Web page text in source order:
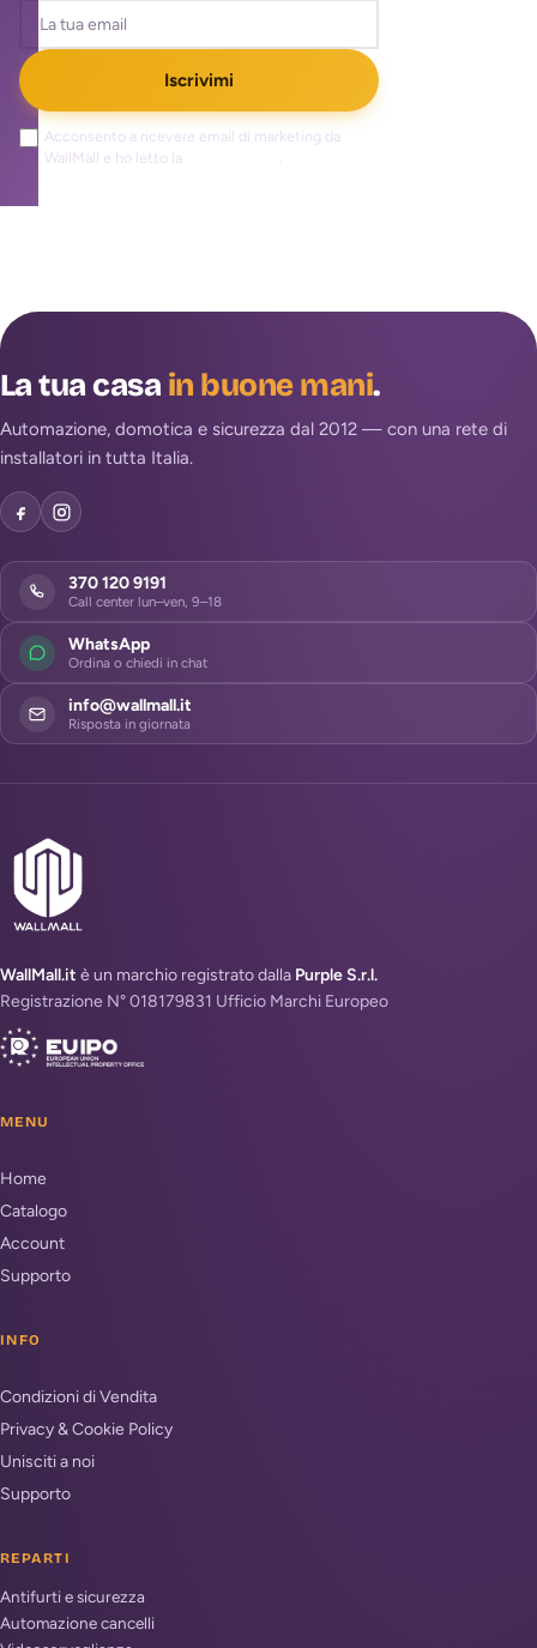
Iscrivimi
Acconsento a ricevere email di marketing da
WallMall e ho letto la
.
La tua casain buone mani.
Automazione, domotica e sicurezza dal 2012 — con una rete di
installatori in tutta Italia.
370 120 9191
Call center lun–ven, 9–18
WhatsApp
Ordina o chiedi in chat
info@wallmall.it
Risposta in giornata
WallMall.it è un marchio registrato dalla Purple S.r.l.
Registrazione N° 018179831 Ufficio Marchi Europeo
MENU
Home
Catalogo
Account
Supporto
INFO
Condizioni di Vendita
Privacy & Cookie Policy
Unisciti a noi
Supporto
REPARTI
Antifurti e sicurezza
Automazione cancelli